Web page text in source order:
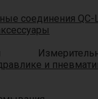
соединения QC-
и